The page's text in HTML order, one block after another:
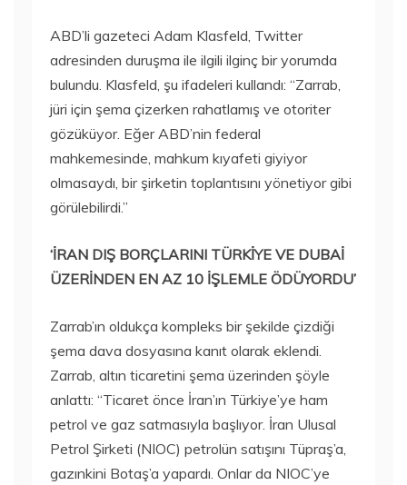
​ABD’li gazeteci Adam Klasfeld, Twitter
adresinden duruşma ile ilgili ilginç bir yorumda
bulundu. Klasfeld, şu ifadeleri kullandı: “Zarrab,
jüri için şema çizerken rahatlamış ve otoriter
gözüküyor. Eğer ABD’nin federal
mahkemesinde, mahkum kıyafeti giyiyor
olmasaydı, bir şirketin toplantısını yönetiyor gibi
görülebilirdi.”
‘İRAN DIŞ BORÇLARINI TÜRKİYE VE DUBAİ
ÜZERİNDEN EN AZ 10 İŞLEMLE ÖDÜYORDU’
Zarrab’ın oldukça kompleks bir şekilde çizdiği
şema dava dosyasına kanıt olarak eklendi.
Zarrab, altın ticaretini şema üzerinden şöyle
anlattı: “Ticaret önce İran’ın Türkiye’ye ham
petrol ve gaz satmasıyla başlıyor. İran Ulusal
Petrol Şirketi (NIOC) petrolün satışını Tüpraş’a,
gazınkini Botaş’a yapardı. Onlar da NIOC’ye